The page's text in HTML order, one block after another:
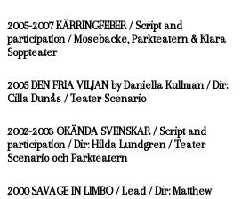
2005-2007 KÄRRINGFEBER / Script and
participation / Mosebacke, Parkteatern & Klara
Soppteater
2005 DEN FRIA VILJAN by Daniella Kullman / Dir:
Cilla Dunås / Teater Scenario
2002-2003 OKÄNDA SVENSKAR / Script and
participation / Dir: Hilda Lundgren / Teater
Scenario och Parkteatern
2000 SAVAGE IN LIMBO / Lead / Dir: Matthew